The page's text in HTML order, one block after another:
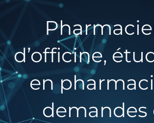
d’officine,
en
demandes